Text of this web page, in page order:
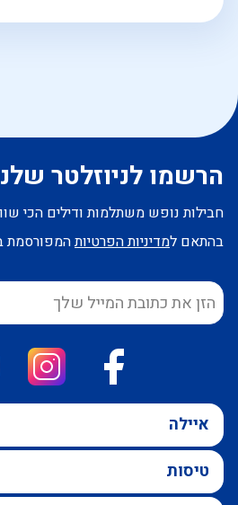
הרשמו לניוזלטר
חבילות נופש משתלמות ודילים הכי
בהתאם למדיניות הפרטיותהמפורסמת
איילה
טיסות